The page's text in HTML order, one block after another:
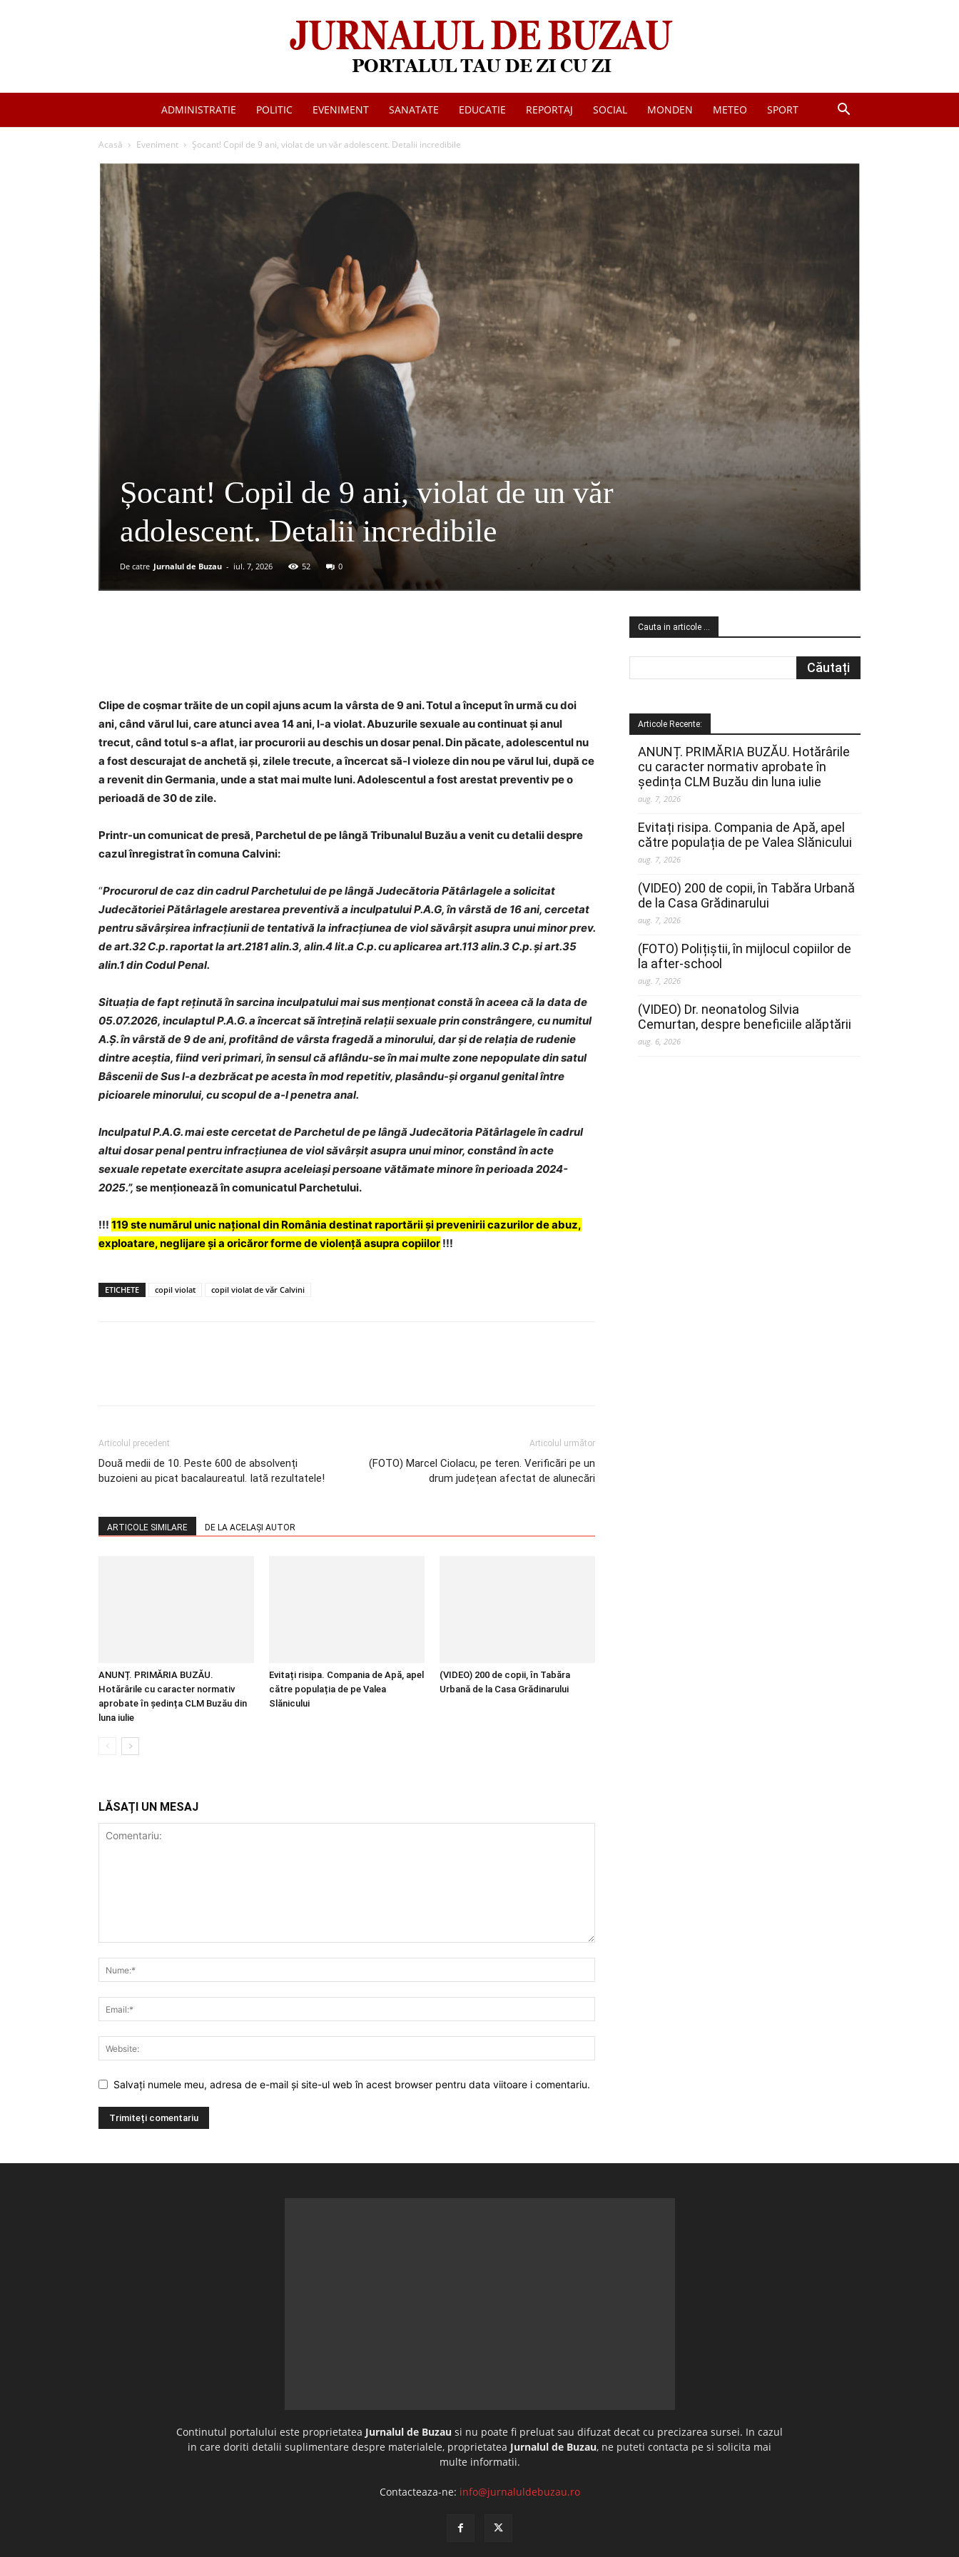
Jurnalul
Buzau
ADMINISTRATIE POLITIC EVENIMENT SANATATE EDUCATIE REPORTAJ SOCIAL MONDEN METEO SPORT
Acasă Eveniment Șocant! Copil de 9 ani, violat de un văr adolescent. Detalii incredibile
Șocant! Copil de 9 ani, violat de un văr
adolescent. Detalii incredibile
De catre Jurnalul de Buzau - iul. 7, 2026 52 0
Clipe de coșmar trăite de un copil ajuns acum la vârsta de 9 ani. Totul a început în urmă cu doi
ani, când vărul lui, care atunci avea 14 ani, l-a violat. Abuzurile sexuale au continuat și anul
trecut, când totul s-a aflat, iar procurorii au deschis un dosar penal. Din păcate, adolescentul nu
a fost descurajat de anchetă și, zilele trecute, a încercat să-l violeze din nou pe vărul lui, după ce
a revenit din Germania, unde a stat mai multe luni. Adolescentul a fost arestat preventiv pe o
perioadă de 30 de zile.
Printr-un comunicat de presă, Parchetul de pe lângă Tribunalul Buzăua venit cu detalii despre
cazul înregistrat în comuna Calvini:
“Procurorul de caz din cadrul Parchetului de pe lângă Judecătoria Pătârlagele a solicitat
Judecătoriei Pătârlagele arestarea preventivă a inculpatului P.A.G, în vârstă de 16 ani, cercetat
pentru săvârșirea infracțiunii de tentativă la infracțiunea de viol săvârșit asupra unui minor prev.
de art.32 C.p. raportat la art.2181 alin.3, alin.4 lit.a C.p. cu aplicarea art.113 alin.3 C.p. și art.35
alin.1 din Codul Penal.
Situaţia de fapt reţinută în sarcina inculpatului mai sus menţionat constă în aceea că la data de
05.07.2026, inculaptul P.A.G. a încercat să întrețină relații sexuale prin constrângere, cu numitul
A.Ș. în vârstă de 9 de ani, profitând de vârsta fragedă a minorului, dar și de relația de rudenie
dintre aceștia, fiind veri primari, în sensul că aflându-se în mai multe zone nepopulate din satul
Bâscenii de Sus l-a dezbrăcat pe acesta în mod repetitiv, plasându-și organul genital între
picioarele minorului, cu scopul de a-l penetra anal.
Inculpatul P.A.G. mai este cercetat de Parchetul de pe lângă Judecătoria Pătârlagele în cadrul
altui dosar penal pentru infracțiunea de viol săvârșit asupra unui minor, constând în acte
sexuale repetate exercitate asupra aceleiași persoane vătămate minore în perioada 2024-
2025.”, se menționează în comunicatul Parchetului.
!!! 119 ste numărul unic național din România destinat raportării și prevenirii cazurilor de abuz,
exploatare, neglijare și a oricăror forme de violență asupra copiilor !!!
ETICHETE copil violat copil violat de văr Calvini
Articolul precedent
Două medii de 10. Peste 600 de absolvenți
buzoieni au picat bacalaureatul. Iată rezultatele!
Articolul următor
(FOTO) Marcel Ciolacu, pe teren. Verificări pe un
drum județean afectat de alunecări
ARTICOLE SIMILARE DE LA ACELAȘI AUTOR
ANUNȚ. PRIMĂRIA BUZĂU.
Hotărârile cu caracter normativ
aprobate în ședința CLM Buzău din
luna iulie
Evitați risipa. Compania de Apă, apel
către populația de pe Valea
Slănicului
(VIDEO) 200 de copii, în Tabăra
Urbană de la Casa Grădinarului
LĂSAȚI UN MESAJ
Salvați numele meu, adresa de e-mail și site-ul web în acest browser pentru data viitoare i comentariu.
Cauta in articole …
Articole Recente:
ANUNȚ. PRIMĂRIA BUZĂU. Hotărârile
cu caracter normativ aprobate în
ședința CLM Buzău din luna iulie
aug. 7, 2026
Evitați risipa. Compania de Apă, apel
către populația de pe Valea Slănicului
aug. 7, 2026
(VIDEO) 200 de copii, în Tabăra Urbană
de la Casa Grădinarului
aug. 7, 2026
(FOTO) Polițiștii, în mijlocul copiilor de
la after-school
aug. 7, 2026
(VIDEO) Dr. neonatolog Silvia
Cemurtan, despre beneficiile alăptării
aug. 6, 2026
Continutul portalului este proprietatea Jurnalul de Buzau si nu poate fi preluat sau difuzat decat cu precizarea sursei. In cazul
in care doriti detalii suplimentare despre materialele, proprietatea Jurnalul de Buzau, ne puteti contacta pe si solicita mai
multe informatii.
Contacteaza-ne: info@jurnaluldebuzau.ro